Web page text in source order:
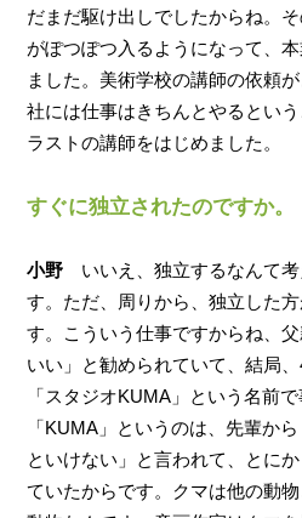
だまだ駆け出しでしたからね。
がぽつぽつ入るようになって、
ました。美術学校の講師の依頼
社には仕事はきちんとやるとい
ラストの講師をはじめました。
すぐに独立されたのですか。
小野 いいえ、独立するなんて
す。ただ、周りから、独立した
す。こういう仕事ですからね、
いい」と勧められていて、結局、
「スタジオKUMA」という名前
「KUMA」というのは、先輩か
といけない」と言われて、とに
ていたからです。クマは他の動